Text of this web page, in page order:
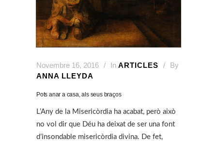
Novembre 16, 2016 In ARTICLES
By
ANNA LLEYDA
Pots anar a casa, als seus braços
L’Any de la Misericòrdia ha acabat, però això
no vol dir que Déu ha deixat de ser una font
d’insondable misericòrdia divina. De fet,